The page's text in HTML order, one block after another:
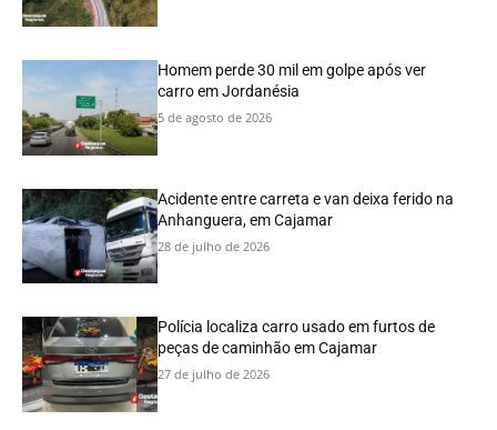
Homem perde 30 mil em golpe após ver
carro em Jordanésia
5 de agosto de 2026
Acidente entre carreta e van deixa ferido na
Anhanguera, em Cajamar
28 de julho de 2026
Polícia localiza carro usado em furtos de
peças de caminhão em Cajamar
27 de julho de 2026